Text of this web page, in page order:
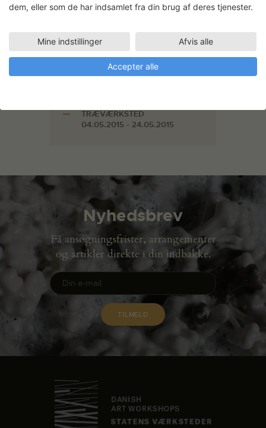
Uffe beskæftiger sig med
Mindcraft på møbelmessen i
Milano i 2013, på designmessen
Maison & Objet i Paris i 2012 og på
The National Museum of Scotland
TRÆVÆRKSTED
04.05.2015 - 24.05.2015
Nyhedsbrev
Få ansøgningsfrister, arrangementer
og artikler direkte i din indbakke.
dem, eller som de har indsamlet fra din brug af deres tjenester.
Mine indstillinger Afvis alle
Accepter alle